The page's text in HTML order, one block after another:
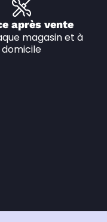
après vente
magasin et à
domicile